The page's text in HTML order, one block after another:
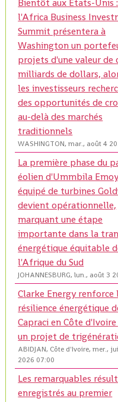
Bientôt aux États-Unis :
l'Africa Business
Summit présentera à
Washington un
projets d'une valeur de
milliards de dollars,
les investisseurs
des opportunités de
au-delà des marchés
traditionnels
WASHINGTON, mar., août 4
La première phase du
éolien d'Ummbila
équipé de turbines
devient opérationnelle,
marquant une étape
importante dans la
énergétique équitable
l'Afrique du Sud
JOHANNESBURG, lun., août 3
Clarke Energy renforce
résilience énergétique
Capraci en Côte
un projet de
ABIDJAN, Côte d'Ivoire, mer.,
2026 07:00
Les remarquables
enregistrés au premier